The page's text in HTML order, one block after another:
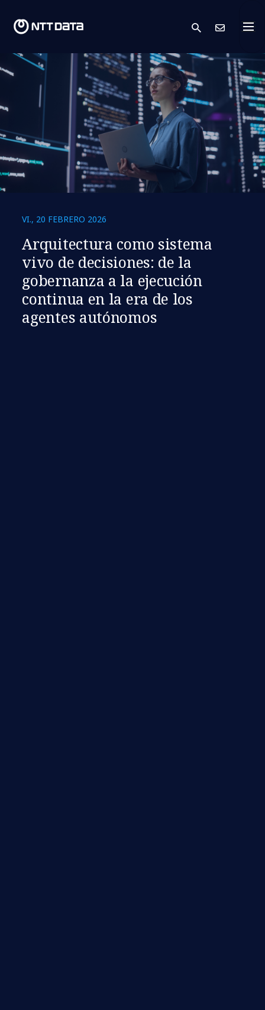
search
VI., 20 FEBRERO 2026
Arquitectura como sistema
vivo de decisiones: de la
gobernanza a la ejecución
continua en la era de los
agentes autónomos